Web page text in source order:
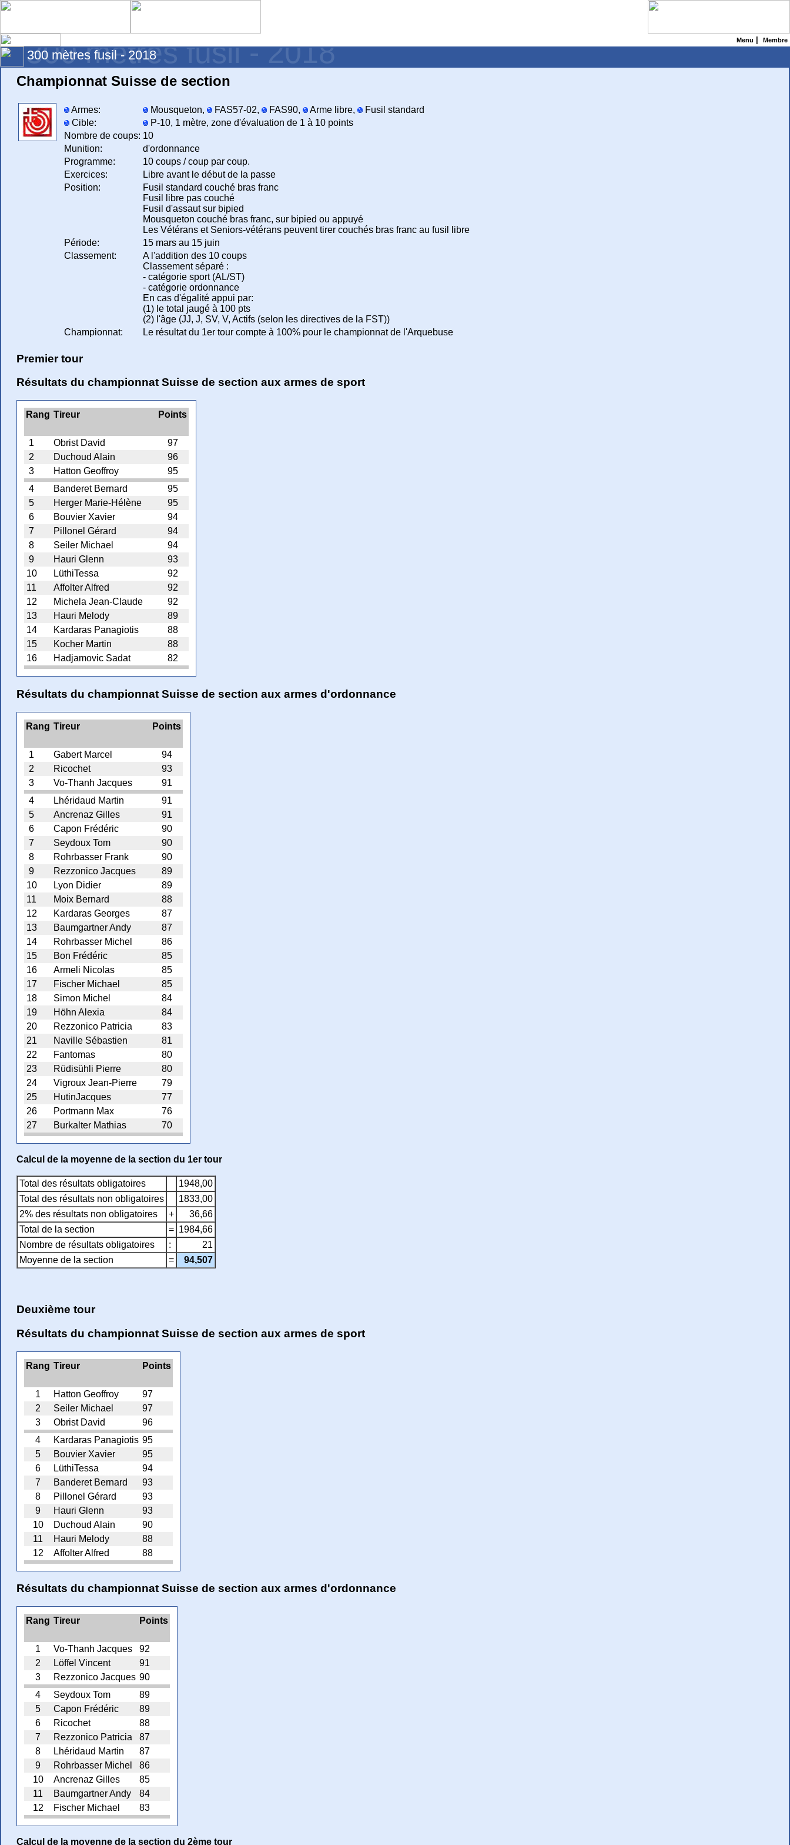
Menu Membre
300 mètres fusil - 2018
300 mètres fusil - 2018
Championnat Suisse de section
Armes: Mousqueton, FAS57-02, FAS90, Arme libre,
Fusil standard
Cible:
P-10, 1 mètre, zone d'évaluation de 1 à 10 points
Nombre de coups: 10
Munition:
d'ordonnance
Programme:
10 coups / coup par coup.
Exercices:
Libre avant le début de la passe
Position:
Fusil standard couché bras franc
Fusil libre pas couché
Fusil d'assaut sur bipied
Mousqueton couché bras franc, sur bipied ou appuyé
Les Vétérans et Seniors-vétérans peuvent tirer couchés bras franc au fusil libre
Période:
15 mars au 15 juin
Classement:
A l'addition des 10 coups
Classement séparé :
- catégorie sport (AL/ST)
- catégorie ordonnance
En cas d'égalité appui par:
(1) le total jaugé à 100 pts
(2) l'âge (JJ, J, SV, V, Actifs (selon les directives de la FST))
Championnat:
Le résultat du 1er tour compte à 100% pour le championnat de l'Arquebuse
Premier tour
Résultats du championnat Suisse de section aux armes de sport
Rang Tireur Points
1 Obrist David
97
2
Duchoud Alain
96
3
Hatton Geoffroy
95
4
Banderet Bernard
95
5
Herger Marie-Hélène
95
6
Bouvier Xavier
94
7
Pillonel Gérard
94
8
Seiler Michael
94
9
Hauri Glenn
93
10
LüthiTessa
92
11
Affolter Alfred
92
12
Michela Jean-Claude
92
13
Hauri Melody
89
14
Kardaras Panagiotis
88
15
Kocher Martin
88
16
Hadjamovic Sadat 82
Résultats du championnat Suisse de section aux armes d'ordonnance
Rang Tireur Points
1 Gabert Marcel
94
2
Ricochet
93
3
Vo-Thanh Jacques
91
4
Lhéridaud Martin
91
5
Ancrenaz Gilles
91
6
Capon Frédéric
90
7
Seydoux Tom
90
8
Rohrbasser Frank
90
9
Rezzonico Jacques
89
10
Lyon Didier
89
11
Moix Bernard
88
12
Kardaras Georges
87
13
Baumgartner Andy
87
14
Rohrbasser Michel
86
15
Bon Frédéric
85
16
Armeli Nicolas
85
17
Fischer Michael
85
18
Simon Michel
84
19
Höhn Alexia
84
20
Rezzonico Patricia
83
21
Naville Sébastien
81
22
Fantomas
80
23
Rüdisühli Pierre
80
24
Vigroux Jean-Pierre
79
25
HutinJacques
77
26
Portmann Max
76
27
Burkalter Mathias 70
Calcul de la moyenne de la section du 1er tour
Total des résultats obligatoires
1948,00
Total des résultats non obligatoires
1833,00
2% des résultats non obligatoires
+
36,66
Total de la section
= 1984,66
Nombre de résultats obligatoires
:
21
Moyenne de la section
= 94,507
Deuxième tour
Résultats du championnat Suisse de section aux armes de sport
Rang Tireur Points
1 Hatton Geoffroy
97
2
Seiler Michael
97
3
Obrist David
96
4
Kardaras Panagiotis 95
5
Bouvier Xavier
95
6
LüthiTessa
94
7
Banderet Bernard
93
8
Pillonel Gérard
93
9
Hauri Glenn
93
10
Duchoud Alain
90
11
Hauri Melody
88
12
Affolter Alfred 88
Résultats du championnat Suisse de section aux armes d'ordonnance
Rang Tireur Points
1 Vo-Thanh Jacques
92
2
Löffel Vincent
91
3
Rezzonico Jacques 90
4
Seydoux Tom
89
5
Capon Frédéric
89
6
Ricochet
88
7
Rezzonico Patricia
87
8
Lhéridaud Martin
87
9
Rohrbasser Michel
86
10
Ancrenaz Gilles
85
11
Baumgartner Andy
84
12
Fischer Michael 83
Calcul de la moyenne de la section du 2ème tour